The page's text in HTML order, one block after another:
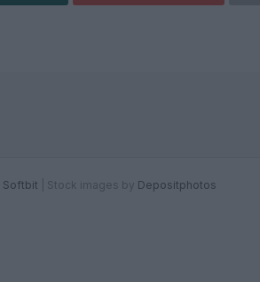
Softbit Stock images by Depositphotos